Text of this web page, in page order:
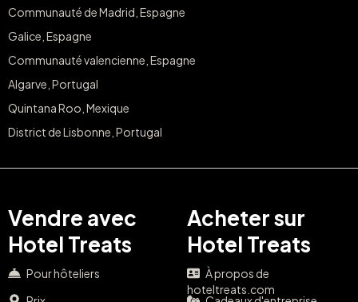
Communauté de Madrid, Espagne
Galice, Espagne
Communauté valencienne, Espagne
Algarve, Portugal
Quintana Roo, Mexique
District de Lisbonne, Portugal
Vendre avec
Hotel Treats
Pour hôteliers
Acheter sur
Hotel Treats
À propos de
hoteltreats.com